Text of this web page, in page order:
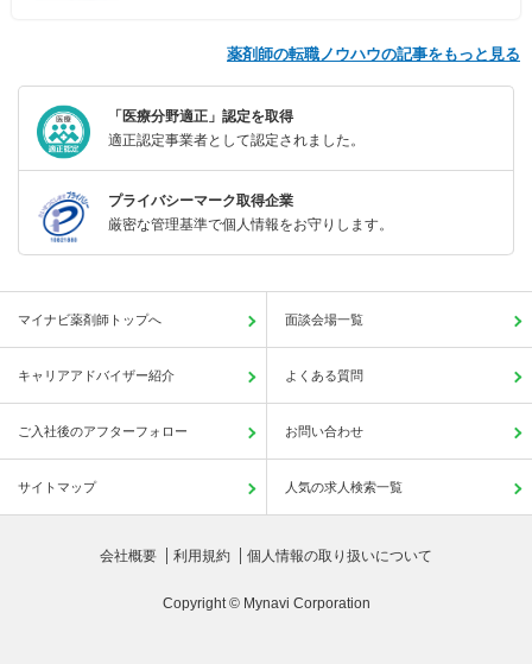
薬剤師の転職ノウハウの記事をもっと見る
「医療分野適正」認定を取得
適正認定事業者として認定されました。
プライバシーマーク取得企業
厳密な管理基準で個人情報をお守りします。
マイナビ薬剤師トップへ 面談会場一覧
キャリアアドバイザー紹介 よくある質問
ご入社後のアフターフォロー お問い合わせ
サイトマップ 人気の求人検索一覧
会社概要 利用規約 個人情報の取り扱いについて
Copyright © Mynavi Corporation